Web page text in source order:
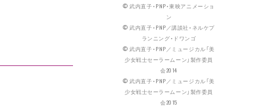
© 武内直子・PNP・東映アニメーショ
ン
© 武内直子・PNP／講談社・ネルケプ
ランニング・ドワンゴ
© 武内直子・PNP／ミュージカル「美
少女戦士セーラームーン」製作委員
会2014
© 武内直子・PNP／ミュージカル「美
少女戦士セーラームーン」製作委員
会2015